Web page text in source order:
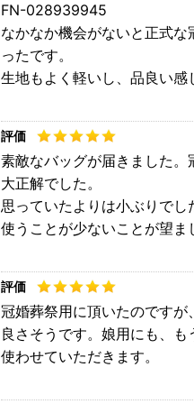
FN-028939945
なかなか機会がないと正式
ったです。
生地もよく軽いし、品良い感
素敵なバッグが届きました。
大正解でした。
思っていたよりは小ぶりでし
使うことが少ないことが望ま
冠婚葬祭用に頂いたのです
良さそうです。娘用にも、
使わせていただきます。